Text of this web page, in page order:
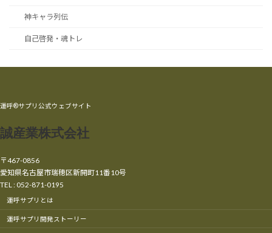
神キャラ列伝
自己啓発・魂トレ
運呼®サプリ公式ウェブサイト
誠産業株式会社
〒467-0856
愛知県名古屋市瑞穂区新開町11番10号
TEL : 052-871-0195
運呼サプリとは
運呼サプリ開発ストーリー